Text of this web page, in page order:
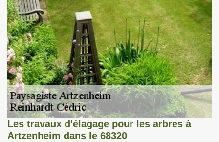
Les travaux d'élagage pour les arbres à
Artzenheim dans le 68320